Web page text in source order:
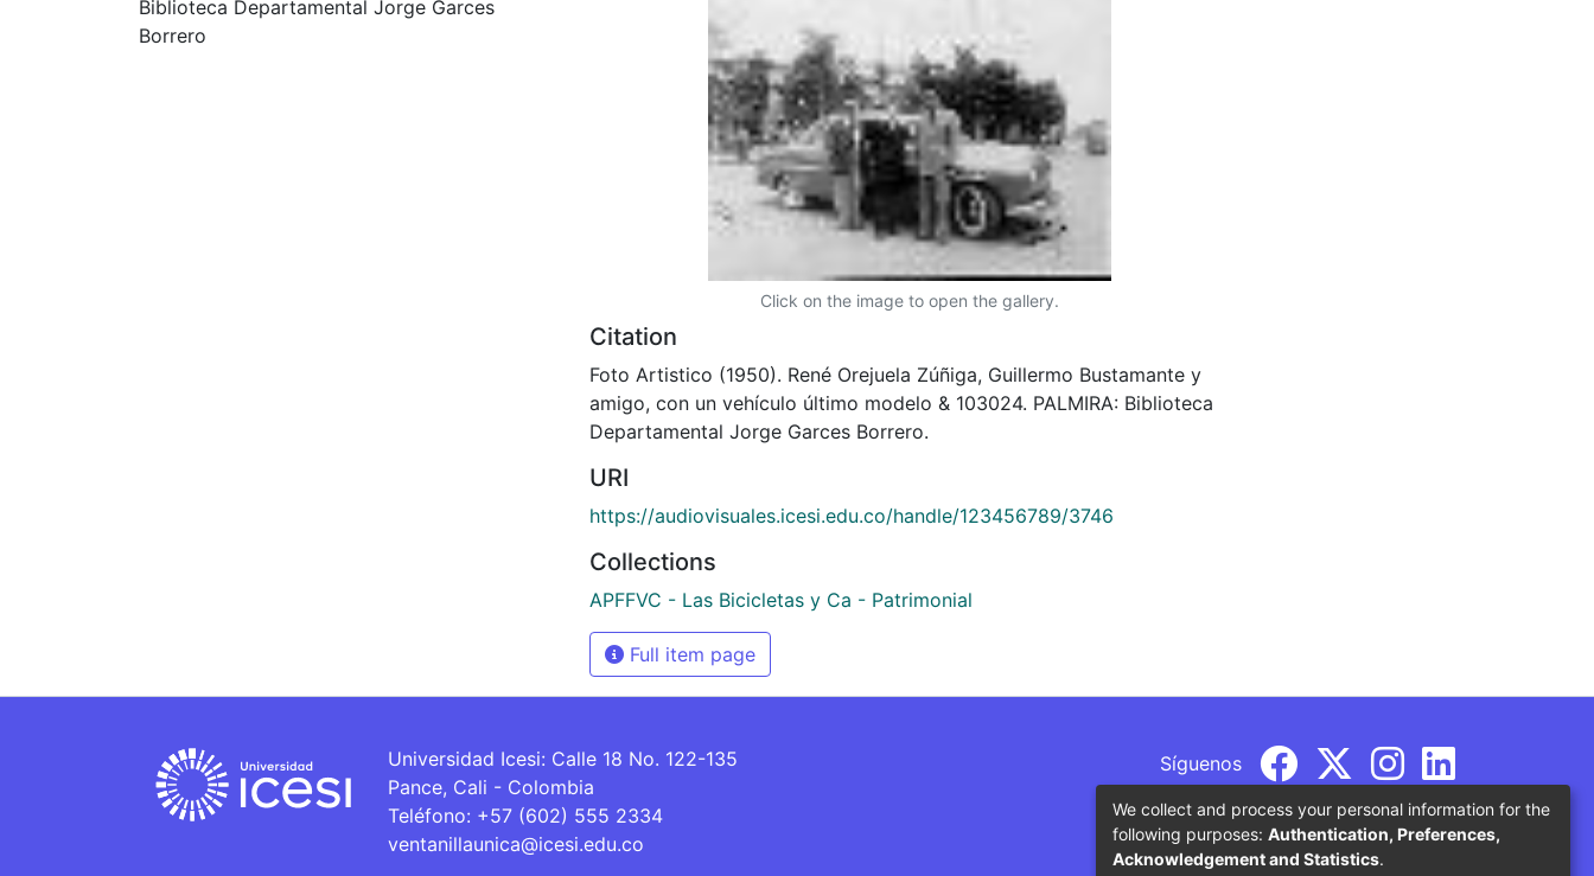
Biblioteca Departamental Jorge Garces
Borrero
Click on the image to open the gallery.
Citation
Foto Artistico (1950). René Orejuela Zúñiga, Guillermo Bustamante y
amigo, con un vehículo último modelo & 103024. PALMIRA: Biblioteca
Departamental Jorge Garces Borrero.
URI
https://audiovisuales.icesi.edu.co/handle/123456789/3746
Collections
APFFVC - Las Bicicletas y Ca - Patrimonial
Full item page
Universidad Icesi: Calle 18 No. 122-135
Pance, Cali - Colombia
Teléfono: +57 (602) 555 2334
ventanillaunica@icesi.edu.co
Síguenos
We collect and process your personal information for the
following purposes: Authentication, Preferences,
Acknowledgement and Statistics.